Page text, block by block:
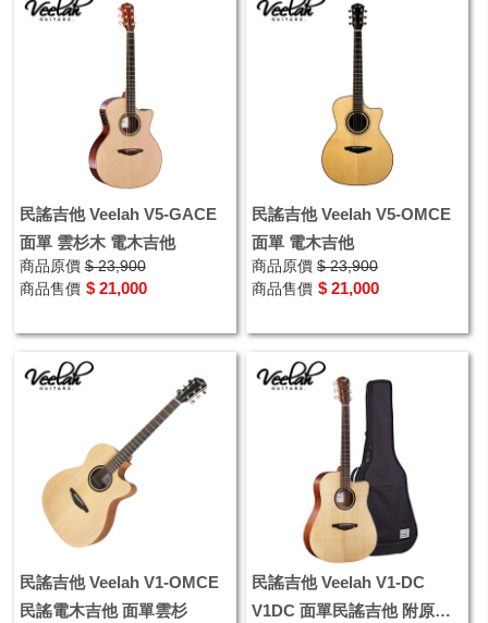
民謠吉他 Veelah V5-GACE
面單 雲杉木 電木吉他
商品原價 $ 23,900
商品售價 $ 21,000
民謠吉他 Veelah V5-OMCE
面單 電木吉他
商品原價 $ 23,900
商品售價 $ 21,000
民謠吉他 Veelah V1-OMCE
民謠電木吉他 面單雲杉
民謠吉他 Veelah V1-DC
V1DC 面單民謠吉他 附原廠